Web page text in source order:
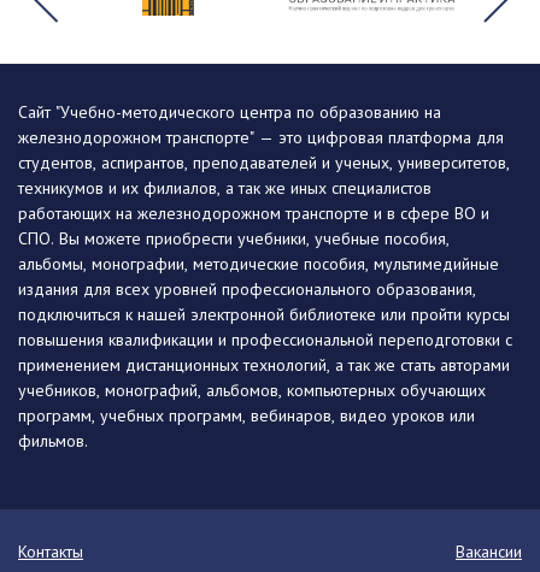
Сайт "Учебно-методического центра по образованию на
железнодорожном транспорте" — это цифровая платформа для
студентов, аспирантов, преподавателей и ученых, университетов,
техникумов и их филиалов, а так же иных специалистов
работающих на железнодорожном транспорте и в сфере ВО и
СПО. Вы можете приобрести учебники, учебные пособия,
альбомы, монографии, методические пособия, мультимедийные
издания для всех уровней профессионального образования,
подключиться к нашей электронной библиотеке или пройти курсы
повышения квалификации и профессиональной переподготовки с
применением дистанционных технологий, а так же стать авторами
учебников, монографий, альбомов, компьютерных обучающих
программ, учебных программ, вебинаров, видео уроков или
фильмов.
Контакты Вакансии